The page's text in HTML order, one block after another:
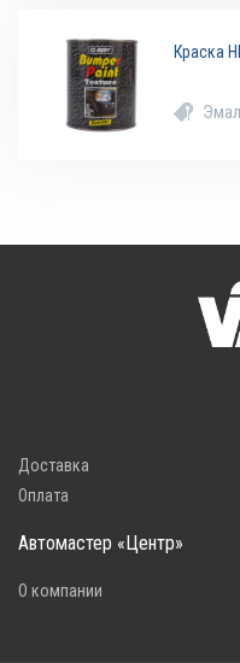
Краска
Доставка
Оплата
Автомастер «Центр»
О компании